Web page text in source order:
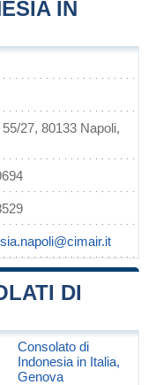
IN
27, 80133 Napoli,
DI
Consolato di
Indonesia in Italia,
Genova